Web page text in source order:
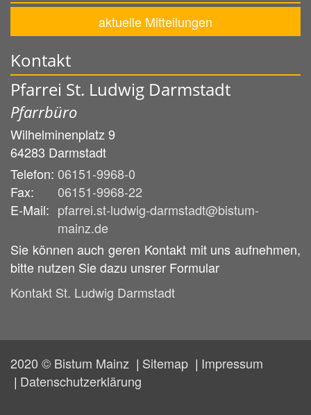
aktuelle Mitteilungen
Kontakt
Pfarrei St. Ludwig Darmstadt
Pfarrbüro
Wilhelminenplatz 9
64283 Darmstadt
Telefon: 06151-9968-0
Fax:
06151-9968-22
E-Mail: pfarrei.st-ludwig-darmstadt@bistum-
mainz.de
Sie können auch geren Kontakt mit uns aufnehmen,
bitte nutzen Sie dazu unsrer Formular
Kontakt St. Ludwig Darmstadt
2020 © Bistum Mainz Sitemap
Impressum
Datenschutzerklärung